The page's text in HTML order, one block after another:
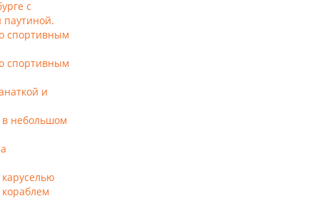
с
паутиной.
спортивным
спортивным
и
в небольшом